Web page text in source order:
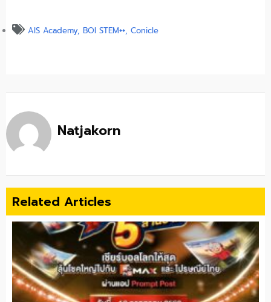
AIS Academy, BOI STEM++, Conicle
Natjakorn
Related Articles